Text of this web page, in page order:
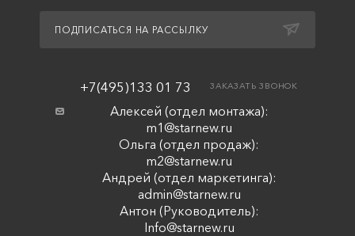
ПОДПИСАТЬСЯ НА РАССЫЛКУ
+7(495)133 01 73 ЗАКАЗАТЬ ЗВОНОК
Алексей (отдел монтажа):
m1@starnew.ru
Ольга (отдел продаж):
m2@starnew.ru
Андрей (отдел маркетинга):
admin@starnew.ru
Антон (Руководитель):
Info@starnew.ru